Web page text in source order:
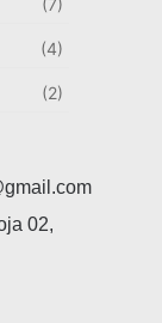
(7)
(4)
(2)
02,